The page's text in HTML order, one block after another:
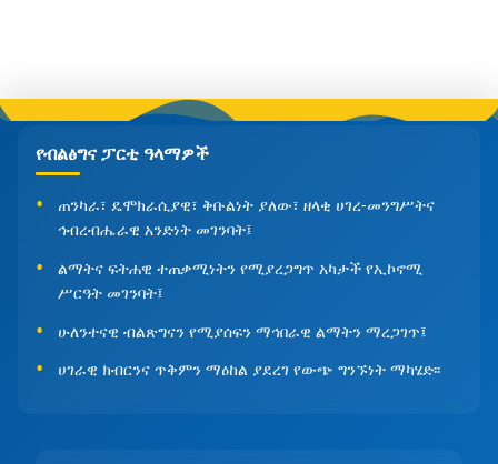
የብልፅግና ፓርቲ ዓላማዎች
ጠንካራ፣ ዴሞክራሲያዊ፣ ቅቡልነት ያለው፣ ዘላቂ ሀገረ-መንግሥትና
ኅብረብሔራዊ አንድነት መገንባት፤
ልማትና ፍትሐዊ ተጠቃሚነትን የሚያረጋግጥ አካታች የኢኮኖሚ
ሥርዓት መገንባት፤
ሁለንተናዊ ብልጽግናን የሚያሰፍን ማኅበራዊ ልማትን ማረጋገጥ፤
ሀገራዊ ክብርንና ጥቅምን ማዕከል ያደረገ የውጭ ግንኙነት ማካሄድ፡፡